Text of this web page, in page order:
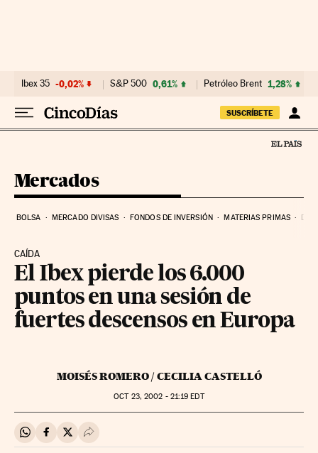
Ibex 35 -0,02% S&P 500 0,61% Petróleo Brent 1,28%
SUSCRÍBETE
Mercados
BOLSA MERCADO DIVISAS FONDOS DE INVERSIÓN MATERIAS PRIMAS
CAÍDA
El Ibex pierde los 6.000
puntos en una sesión de
fuertes descensos en Europa
MOISÉS ROMERO / CECILIA CASTELLÓ
OCT23, 2002 - 21:19 EDT
Compartir en Whatsapp
Compartir en Facebook
Compartir en Twitter
Desplegar Redes Sociales